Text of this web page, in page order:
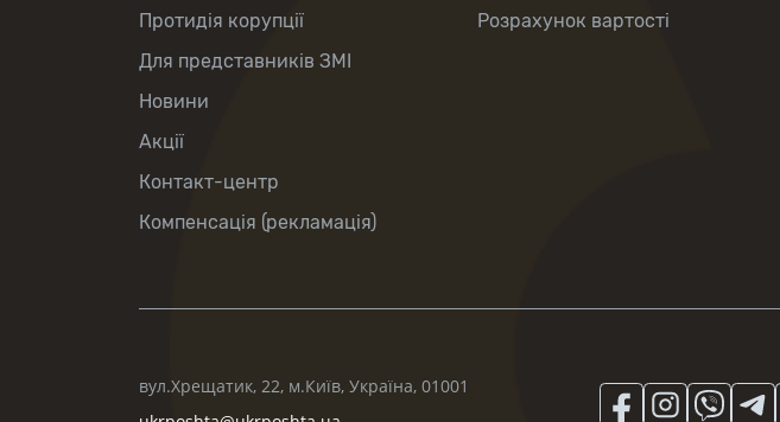
Протидія корупції
Для представників ЗМІ
Новини
Акції
Контакт-центр
Компенсація (рекламація)
Розрахунок вартості
вул.Хрещатик, 22, м.Київ, Україна, 01001